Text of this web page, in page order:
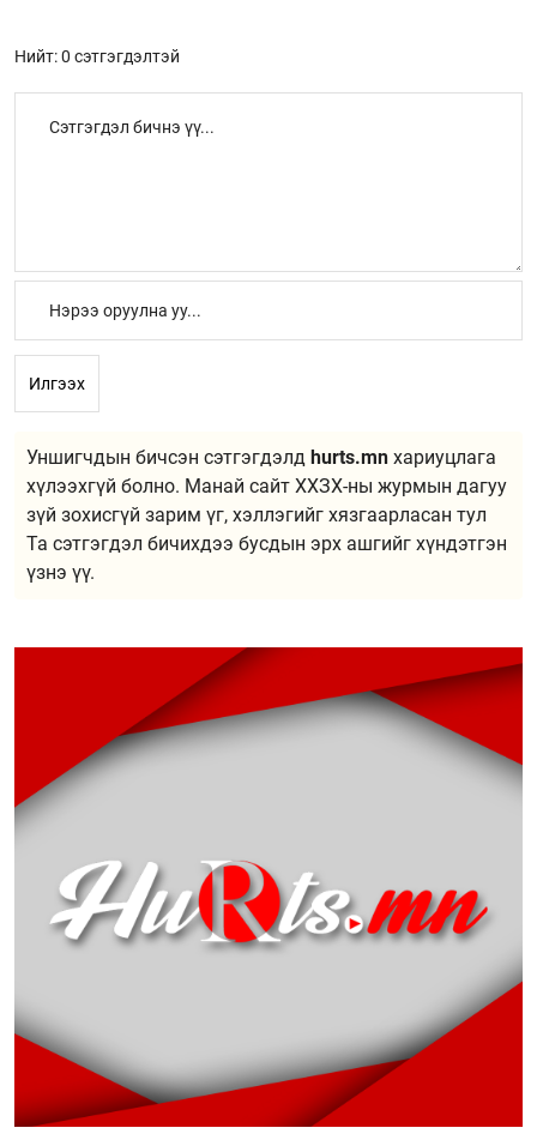
Нийт: 0 сэтгэгдэлтэй
Илгээх
Уншигчдын бичсэн сэтгэгдэлд hurts.mn хариуцлага
хүлээхгүй болно. Манай сайт ХХЗХ-ны журмын дагуу
зүй зохисгүй зарим үг, хэллэгийг хязгаарласан тул
Та сэтгэгдэл бичихдээ бусдын эрх ашгийг хүндэтгэн
үзнэ үү.